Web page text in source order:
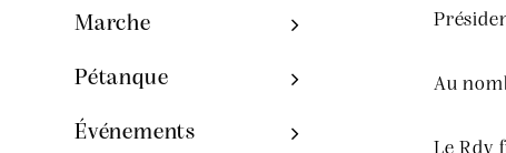
Marche
Pétanque
Événements
Au